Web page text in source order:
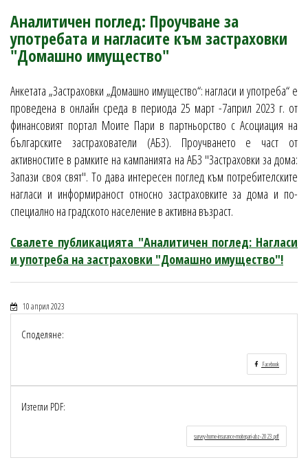
Аналитичен поглед: Проучване за
употребата и нагласите към застраховки
"Домашно имущество"
Анкетата „Застраховки „Домашно имущество“: нагласи и употреба“ e
проведена в онлайн среда в периода 25 март -7април 2023 г. от
финансовият портал Моите Пари в партньорство с Асоциация на
българските застрахователи (АБЗ). Проучването е част от
активностите в рамките на кампанията на АБЗ "Застраховки за дома:
Запази своя свят". То дава интересен поглед към потребителските
нагласи и информираност относно застраховките за дома и по-
специално на градското население в активна възраст.
Свалете публикацията "Аналитичен поглед: Нагласи
и употреба на застраховки "Домашно имущество"!
10 април 2023
Споделяне:
Facebook
Изтегли PDF:
survey-home-insurance-moitepari-abz-2023.pdf